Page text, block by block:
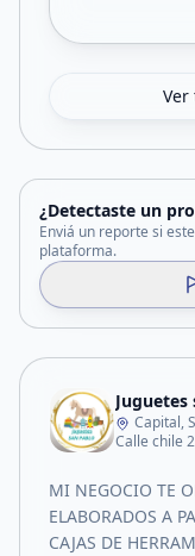
Ver
¿Detectaste un
Enviá un reporte si
plataforma.
Juguetes
Capital,
Calle chile
MI NEGOCIO TE
ELABORADOS A
CAJAS DE